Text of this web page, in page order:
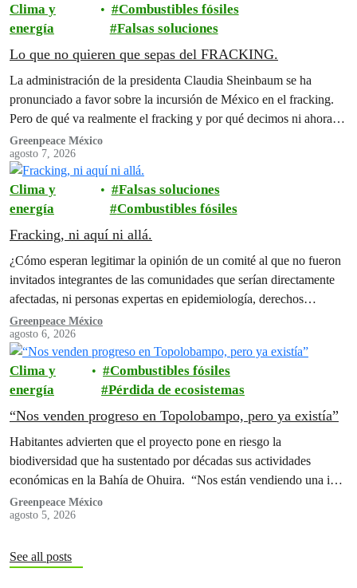
Clima y
energía
Combustibles fósiles
Falsas soluciones
Lo que no quieren que sepas del FRACKING.
La administración de la presidenta Claudia Sheinbaum se ha
pronunciado a favor sobre la incursión de México en el fracking.
Pero de qué va realmente el fracking y por qué decimos ni ahora ni
nunca?
Greenpeace México
agosto 7, 2026
Clima y
energía
Falsas soluciones
Combustibles fósiles
Fracking, ni aquí ni allá.
¿Cómo esperan legitimar la opinión de un comité al que no fueron
invitados integrantes de las comunidades que serían directamente
afectadas, ni personas expertas en epidemiología, derechos
humanos y territorios indígenas?
Greenpeace México
agosto 6, 2026
Clima y
energía
Combustibles fósiles
Pérdida de ecosistemas
“Nos venden progreso en Topolobampo, pero ya existía”
Habitantes advierten que el proyecto pone en riesgo la
biodiversidad que ha sustentado por décadas sus actividades
económicas en la Bahía de Ohuira. “Nos están vendiendo una idea
de progreso y desarrollo, pero eso ya existía en nuestra Bahía”,
afirman
Greenpeace México
agosto 5, 2026
See all posts